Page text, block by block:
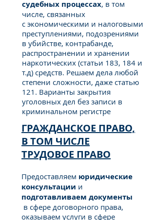
судебных процессах, в том
числе, связанных
с экономическими и налоговыми
преступлениями, подозрениями
в убийстве, контрабанде,
распространении и хранении
наркотических (статьи 183, 184 и
т.д) средств. Решаем дела любой
степени сложности, даже статью
121. Варианты закрытия
уголовных дел без записи в
криминальном регистре
ГРАЖДАНСКОЕ ПРАВО,
В ТОМ ЧИСЛЕ
ТРУДОВОЕ ПРАВО
Предоставляем юридические
консультации и
подготавливаем документы
в сфере договорного права,
оказываем услуги в сфере